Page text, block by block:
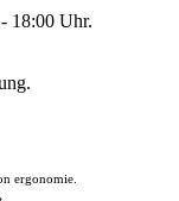
18:00 Uhr.
ergonomie.